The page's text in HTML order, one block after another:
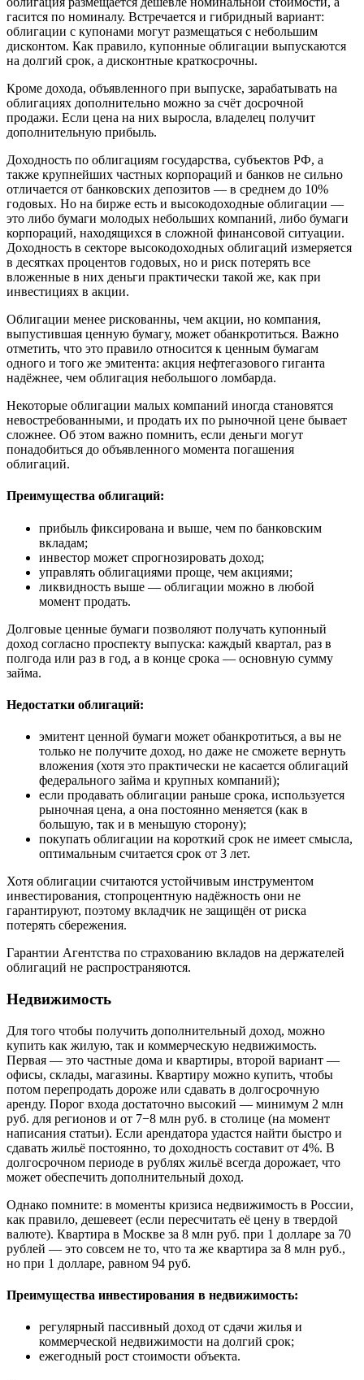
гасится по номиналу. Встречается и гибридный вариант:
облигации с купонами могут размещаться с небольшим
дисконтом. Как правило, купонные облигации выпускаются
на долгий срок, а дисконтные краткосрочны.
Кроме дохода, объявленного при выпуске, зарабатывать на
облигациях дополнительно можно за счёт досрочной
продажи. Если цена на них выросла, владелец получит
дополнительную прибыль.
Доходность по облигациям государства, субъектов РФ, а
также крупнейших частных корпораций и банков не сильно
отличается от банковских депозитов — в среднем до 10%
годовых. Но на бирже есть и высокодоходные облигации —
это либо бумаги молодых небольших компаний, либо бумаги
корпораций, находящихся в сложной финансовой ситуации.
Доходность в секторе высокодоходных облигаций измеряется
в десятках процентов годовых, но и риск потерять все
вложенные в них деньги практически такой же, как при
инвестициях в акции.
Облигации менее рискованны, чем акции, но компания,
выпустившая ценную бумагу, может обанкротиться. Важно
отметить, что это правило относится к ценным бумагам
одного и того же эмитента: акция нефтегазового гиганта
надёжнее, чем облигация небольшого ломбарда.
Некоторые облигации малых компаний иногда становятся
невостребованными, и продать их по рыночной цене бывает
сложнее. Об этом важно помнить, если деньги могут
понадобиться до объявленного момента погашения
облигаций.
Преимущества облигаций:
прибыль фиксирована и выше, чем по банковским
вкладам;
инвестор может спрогнозировать доход;
управлять облигациями проще, чем акциями;
ликвидность выше — облигации можно в любой
момент продать.
Долговые ценные бумаги позволяют получать купонный
доход согласно проспекту выпуска: каждый квартал, раз в
полгода или раз в год, а в конце срока — основную сумму
займа.
Недостатки облигаций:
эмитент ценной бумаги может обанкротиться, а вы не
только не получите доход, но даже не сможете вернуть
вложения (хотя это практически не касается облигаций
федерального займа и крупных компаний);
если продавать облигации раньше срока, используется
рыночная цена, а она постоянно меняется (как в
большую, так и в меньшую сторону);
покупать облигации на короткий срок не имеет смысла,
оптимальным считается срок от 3 лет.
Хотя облигации считаются устойчивым инструментом
инвестирования, стопроцентную надёжность они не
гарантируют, поэтому вкладчик не защищён от риска
потерять сбережения.
Гарантии Агентства по страхованию вкладов на держателей
облигаций не распространяются.
Недвижимость
Для того чтобы получить дополнительный доход, можно
купить как жилую, так и коммерческую недвижимость.
Первая — это частные дома и квартиры, второй вариант —
офисы, склады, магазины. Квартиру можно купить, чтобы
потом перепродать дороже или сдавать в долгосрочную
аренду. Порог входа достаточно высокий — минимум 2 млн
руб. для регионов и от 7−8 млн руб. в столице (на момент
написания статьи). Если арендатора удастся найти быстро и
сдавать жильё постоянно, то доходность составит от 4%. В
долгосрочном периоде в рублях жильё всегда дорожает, что
может обеспечить дополнительный доход.
Однако помните: в моменты кризиса недвижимость в России,
как правило, дешевеет (если пересчитать её цену в твердой
валюте). Квартира в Москве за 8 млн руб. при 1 долларе за 70
рублей — это совсем не то, что та же квартира за 8 млн руб.,
но при 1 долларе, равном 94 руб.
Преимущества инвестирования в недвижимость:
регулярный пассивный доход от сдачи жилья и
коммерческой недвижимости на долгий срок;
ежегодный рост стоимости объекта.